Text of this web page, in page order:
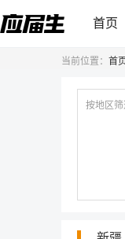
首页
当前位置： 首
按地区筛